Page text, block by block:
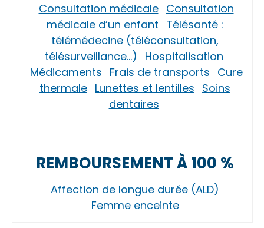
Consultation médicale Consultation
médicale d’un enfant Télésanté :
télémédecine (téléconsultation,
télésurveillance…)
Hospitalisation
Médicaments Frais de transports Cure
thermale Lunettes et lentilles Soins
dentaires
REMBOURSEMENT À 100 %
Affection de longue durée (ALD)
Femme enceinte